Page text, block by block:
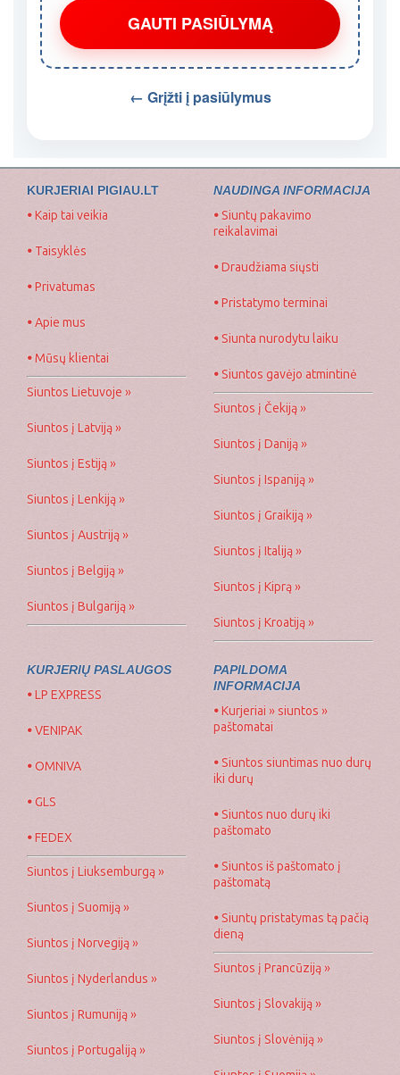
GAUTI PASIŪLYMĄ
← Grįžti į pasiūlymus
KURJERIAI PIGIAU.LT
•Kaip tai veikia
• Taisyklės
•Privatumas
•Apie mus
•Mūsų klientai
Siuntos Lietuvoje »
Siuntos į Latviją »
Siuntos į Estiją »
Siuntos į Lenkiją »
Siuntos į Austriją »
Siuntos į Belgiją »
Siuntos į Bulgariją »
NAUDINGA INFORMACIJA
•Siuntų pakavimo
reikalavimai
•Draudžiama siųsti
•Pristatymo terminai
•Siunta nurodytu laiku
•Siuntos gavėjo atmintinė
Siuntos į Čekiją »
Siuntos į Daniją »
Siuntos į Ispaniją »
Siuntos į Graikiją »
Siuntos į Italiją »
Siuntos į Kiprą »
Siuntos į Kroatiją »
KURJERIŲ PASLAUGOS
•LP EXPRESS
•VENIPAK
•OMNIVA
•GLS
•FEDEX
Siuntos į Liuksemburgą »
Siuntos į Suomiją »
Siuntos į Norvegiją »
Siuntos į Nyderlandus »
Siuntos į Rumuniją »
Siuntos į Portugaliją »
PAPILDOMA
INFORMACIJA
•Kurjeriai » siuntos »
paštomatai
•Siuntos siuntimas nuo durų
iki durų
•Siuntos nuo durų iki
paštomato
•Siuntos iš paštomato į
paštomatą
•Siuntų pristatymas tą pačią
dieną
Siuntos į Prancūziją »
Siuntos į Slovakiją »
Siuntos į Slovėniją »